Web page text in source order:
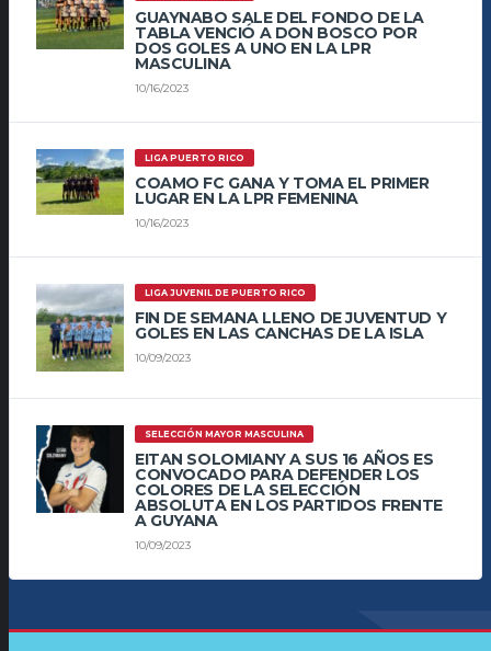
GUAYNABO SALE DEL FONDO DE LA
TABLA VENCIÓ A DON BOSCO POR
DOS GOLES A UNO EN LA LPR
MASCULINA
10/16/2023
LIGA PUERTO RICO
COAMO FC GANA Y TOMA EL PRIMER
LUGAR EN LA LPR FEMENINA
10/16/2023
LIGA JUVENIL DE PUERTO RICO
FIN DE SEMANA LLENO DE JUVENTUD Y
GOLES EN LAS CANCHAS DE LA ISLA
10/09/2023
SELECCIÓN MAYOR MASCULINA
EITAN SOLOMIANY A SUS 16 AÑOS ES
CONVOCADO PARA DEFENDER LOS
COLORES DE LA SELECCIÓN
ABSOLUTA EN LOS PARTIDOS FRENTE
A GUYANA
10/09/2023